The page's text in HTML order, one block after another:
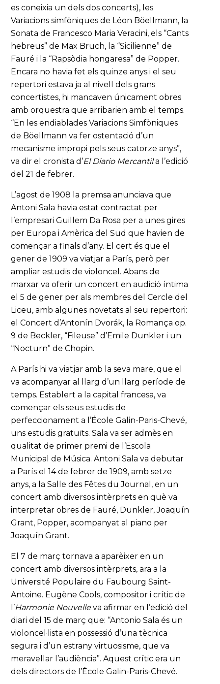
es coneixia un dels dos concerts), les
Variacions simfòniques de Léon Böellmann, la
Sonata de Francesco Maria Veracini, els “Cants
hebreus” de Max Bruch, la “Sicilienne” de
Fauré i la “Rapsòdia hongaresa” de Popper.
Encara no havia fet els quinze anys i el seu
repertori estava ja al nivell dels grans
concertistes, hi mancaven únicament obres
amb orquestra que arribarien amb el temps.
“En les endiablades Variacions Simfòniques
de Böellmann va fer ostentació d’un
mecanisme impropi pels seus catorze anys”,
va dir el cronista d’El Diario Mercantila l’edició
del 21 de febrer.
L’agost de 1908 la premsa anunciava que
Antoni Sala havia estat contractat per
l’empresari Guillem Da Rosa per a unes gires
per Europa i Amèrica del Sud que havien de
començar a finals d’any. El cert és que el
gener de 1909 va viatjar a París, però per
ampliar estudis de violoncel. Abans de
marxar va oferir un concert en audició íntima
el 5 de gener per als membres del Cercle del
Liceu, amb algunes novetats al seu repertori:
el Concert d’Antonín Dvorák, la Romança op.
9 de Beckler, “Fileuse” d’Emile Dunkler i un
“Nocturn” de Chopin.
A París hi va viatjar amb la seva mare, que el
va acompanyar al llarg d’un llarg període de
temps. Establert a la capital francesa, va
començar els seus estudis de
perfeccionament a l’École Galin-Paris-Chevé,
uns estudis gratuïts. Sala va ser admès en
qualitat de primer premi de l’Escola
Municipal de Música. Antoni Sala va debutar
a París el 14 de febrer de 1909, amb setze
anys, a la Salle des Fêtes du Journal, en un
concert amb diversos intèrprets en què va
interpretar obres de Fauré, Dunkler, Joaquín
Grant, Popper, acompanyat al piano per
Joaquín Grant.
El 7 de març tornava a aparèixer en un
concert amb diversos intèrprets, ara a la
Université Populaire du Faubourg Saint-
Antoine. Eugène Cools, compositor i crític de
l’Harmonie Nouvelleva afirmar en l’edició del
diari del 15 de març que: “Antonio Sala és un
violoncel·lista en possessió d’una tècnica
segura i d’un estrany virtuosisme, que va
meravellar l’audiència”. Aquest crític era un
dels directors de l’École Galin-Paris-Chevé.